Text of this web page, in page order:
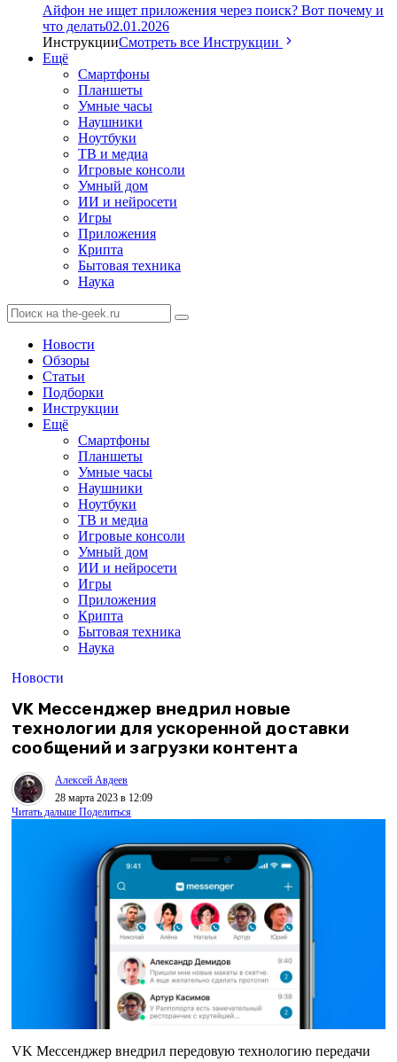
Айфон не ищет приложения через поиск? Вот почему и
что делать02.01.2026
ИнструкцииСмотреть все Инструкции
Ещё
Смартфоны
Планшеты
Умные часы
Наушники
Ноутбуки
ТВ и медиа
Игровые консоли
Умный дом
ИИ и нейросети
Игры
Приложения
Крипта
Бытовая техника
Наука
Новости
Обзоры
Статьи
Подборки
Инструкции
Ещё
Смартфоны
Планшеты
Умные часы
Наушники
Ноутбуки
ТВ и медиа
Игровые консоли
Умный дом
ИИ и нейросети
Игры
Приложения
Крипта
Бытовая техника
Наука
Новости
VK Мессенджер внедрил новые
технологии для ускоренной доставки
сообщений и загрузки контента
Алексей Авдеев
28 марта 2023 в 12:09
Читать дальше Поделиться
VK Мессенджер внедрил передовую технологию передачи